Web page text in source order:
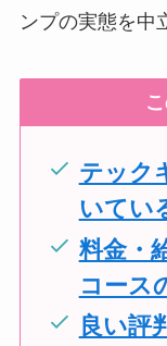
ンプの実態を中
テック
いてい
料金・
コース
良い評